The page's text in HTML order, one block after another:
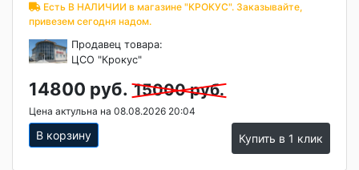
Есть В НАЛИЧИИ в магазине "КРОКУС". Заказывайте,
привезем сегодня надом.
Продавец товара:
ЦСО "Крокус"
14800 руб. 15000 руб.
Цена актульна на 08.08.2026 20:04
В корзину Купить в 1 клик